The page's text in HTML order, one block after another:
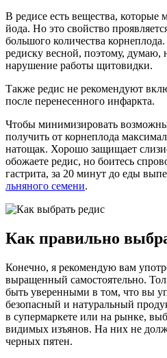
В редисе есть вещества, которые
йода. Но это свойство
большого количества
редиску весной, поэтому, думаю,
нарушение работы щитовидки.
Также редис не рекомендуют
после перенесенного инфаркта.
Чтобы минимизировать
получить от корнеплода
натощак. Хорошо защищает
обожаете редис, но боитесь
гастрита, за 20 минут до еды
льняного семени.
Как правильно
Конечно, я рекомендую вам
выращенный самостоятельно.
быть уверенными в том, что вы
безопасный и натуральный
в супермаркете или на рынке,
видимых изъянов. На них не
черных пятен.